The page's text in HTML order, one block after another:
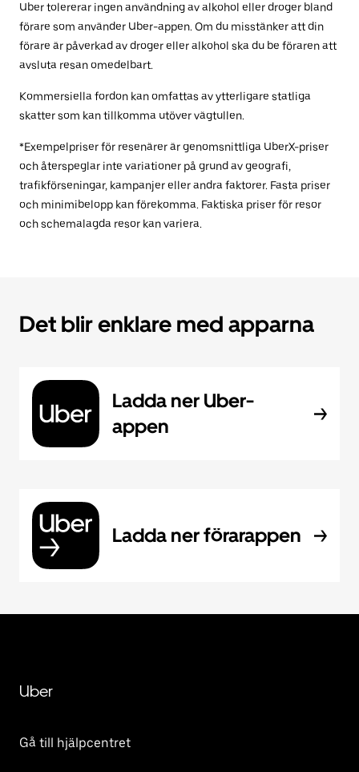
Uber tolererar ingen användning av alkohol eller droger bland
förare som använder Uber-appen. Om du misstänker att din
förare är påverkad av droger eller alkohol ska du be föraren att
avsluta resan omedelbart.
Kommersiella fordon kan omfattas av ytterligare statliga
skatter som kan tillkomma utöver vägtullen.
*Exempelpriser för resenärer är genomsnittliga UberX-priser
och återspeglar inte variationer på grund av geografi,
trafikförseningar, kampanjer eller andra faktorer. Fasta priser
och minimibelopp kan förekomma. Faktiska priser för resor
och schemalagda resor kan variera.
Det blir enklare med apparna
Ladda ner Uber-
appen
Ladda ner förarappen
Uber
Gå till hjälpcentret